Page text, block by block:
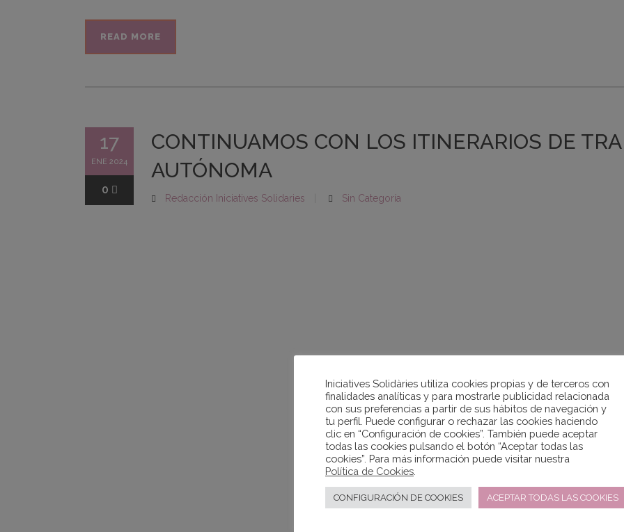
READ MORE
17
ENE 2024
0
CONTINUAMOS CON LOS ITINERARIOS DE
AUTÓNOMA
Redacción Iniciatives Solidaries Sin Categoría
Iniciatives Solidàries utiliza cookies propias y de terceros con
finalidades analíticas y para mostrarle publicidad relacionada
con sus preferencias a partir de sus hábitos de navegación y
tu perfil. Puede configurar o rechazar las cookies haciendo
clic en “Configuración de cookies”. También puede aceptar
todas las cookies pulsando el botón “Aceptar todas las
cookies”. Para más información puede visitar nuestra
Política de Cookies
CONFIGURACIÓN DE COOKIES ACEPTAR TODAS LAS COOKIES